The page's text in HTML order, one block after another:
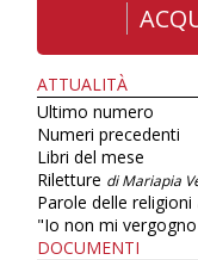
ATTUALITÀ
Ultimo numero
Numeri precedenti
Libri del mese
Riletture di Mariapia
Parole delle religioni
"Io non mi
DOCUMENTI